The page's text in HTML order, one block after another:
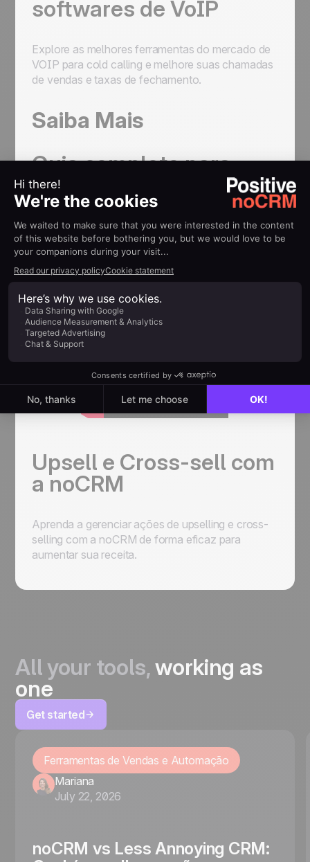
softwares de VoIP
Explore as melhores ferramentas do mercado de
VOIP para cold calling e melhore suas chamadas
de vendas e taxas de fechamento.
Saiba Mais
Guia completo para
criar um plano de
vendas
Aprenda a criar um plano de vendas completo e
Crie um plano de vendas
Upsell e Cross-sell com
a noCRM
Aprenda a gerenciar ações de upselling e cross-
selling com a noCRM de forma eficaz para
aumentar sua receita.
All your tools,working as
one
Get started
Ferramentas de Vendas e Automação
Mariana
July 22, 2026
noCRM vs Less Annoying CRM: